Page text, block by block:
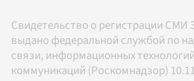
Свидетельство о регистрации
выдано федеральной службой по
связи, информационных
коммуникаций (Роскомнадзор)